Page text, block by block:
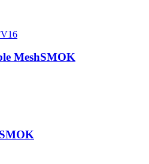
MeshSMOK
SMOK